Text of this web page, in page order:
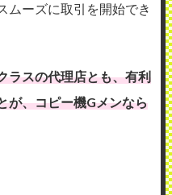
ムーズに取引を開始でき
ラスの代理店とも、有利
が、コピー機Gメンなら